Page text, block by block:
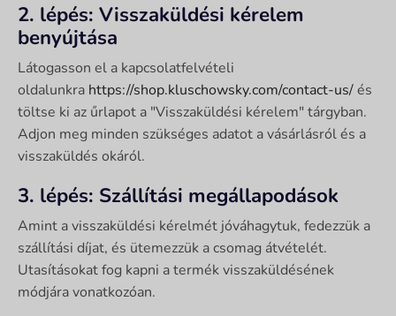
2. lépés: Visszaküldési kérelem
benyújtása
Látogasson el a kapcsolatfelvételi
oldalunkra https://shop.kluschowsky.com/contact-us/és
töltse ki az űrlapot a "Visszaküldési kérelem" tárgyban.
Adjon meg minden szükséges adatot a vásárlásról és a
visszaküldés okáról.
3. lépés: Szállítási megállapodások
Amint a visszaküldési kérelmét jóváhagytuk, fedezzük a
szállítási díjat, és ütemezzük a csomag átvételét.
Utasításokat fog kapni a termék visszaküldésének
módjára vonatkozóan.